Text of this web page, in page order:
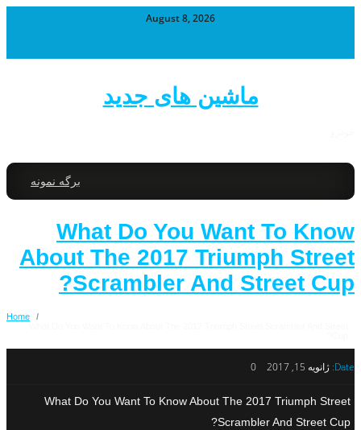
August 8, 2026
ماشین های جدید
برگه نمونه
What Do You Want To Know
About The 2017 Triumph Street
Scrambler And Street Cup?
Home
/
Date: ژانویه 15, 2017 0
What Do You Want To Know About The 2017 Triumph Street
Scrambler And Street Cup?